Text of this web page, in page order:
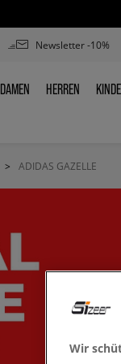
Newsletter -10%
DAMEN
DAMEN HERREN
HERREN
> ADIDAS GAZELLE
Wir